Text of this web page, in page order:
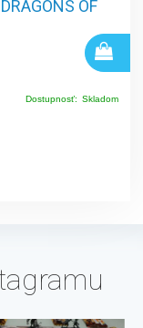
OF
Dostupnosť: Skladom